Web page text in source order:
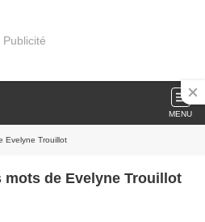
Publicité
MENU
Evelyne Trouillot
mots de Evelyne Trouillot